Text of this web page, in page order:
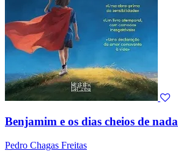
Benjamim e os dias cheios de nada
Pedro Chagas Freitas